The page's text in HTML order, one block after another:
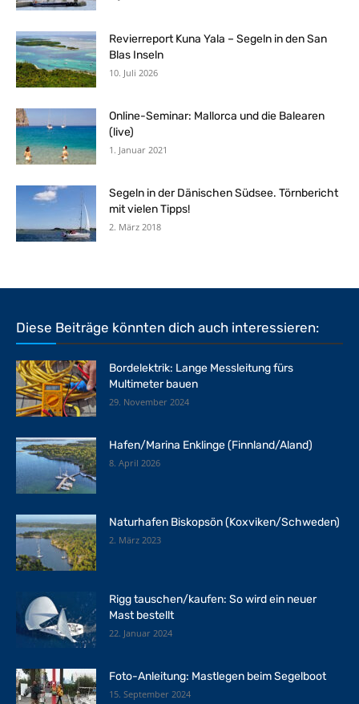
Revierreport Kuna Yala – Segeln in den San
Blas Inseln
10. Juli 2026
Online-Seminar: Mallorca und die Balearen
(live)
1. Januar 2021
Segeln in der Dänischen Südsee. Törnbericht
mit vielen Tipps!
2. März 2018
Diese Beiträge könnten dich auch interessieren:
Bordelektrik: Lange Messleitung fürs
Multimeter bauen
29. November 2024
Hafen/Marina Enklinge (Finnland/Aland)
8. April 2026
Naturhafen Biskopsön (Koxviken/Schweden)
2. März 2023
Rigg tauschen/kaufen: So wird ein neuer
Mast bestellt
22. Januar 2024
Foto-Anleitung: Mastlegen beim Segelboot
15. September 2024